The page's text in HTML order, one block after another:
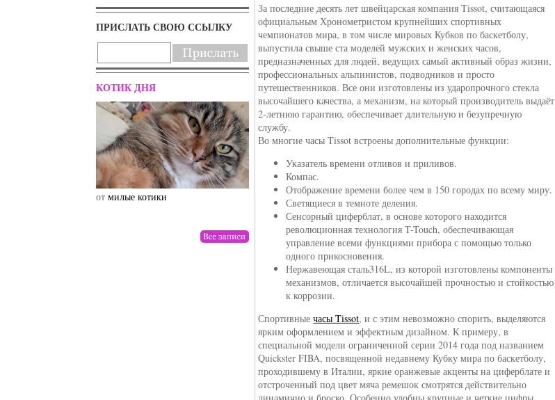
ПРИСЛАТЬ СВОЮ ССЫЛКУ
КОТИК ДНЯ
отмилые котики drunktwi отНаталья Верхова
За последние десять лет швейцарская компания Tissot, считающаяся
официальным Хронометристом крупнейших спортивных
чемпионатов мира, в том числе мировых Кубков по баскетболу,
выпустила свыше ста моделей мужских и женских часов,
предназначенных для людей, ведущих самый активный образ жизни,
профессиональных альпинистов, подводников и просто
путешественников. Все они изготовлены из ударопрочного стекла
высочайшего качества, а механизм, на который производитель выдаёт
2-летнюю гарантию, обеспечивает длительную и безупречную
службу.
Во многие часы Tissot встроены дополнительные функции:
Указатель времени отливов и приливов.
Компас.
Отображение времени более чем в 150 городах по всему миру.
Светящиеся в темноте деления.
Сенсорный циферблат, в основе которого находится
революционная технология T-Touch, обеспечивающая
управление всеми функциями прибора с помощью только
одного прикосновения.
Нержавеющая сталь316L, из которой изготовлены компоненты
механизмов, отличается высочайшей прочностью и стойкостью
к коррозии.
Спортивныечасы Tissot, и с этим невозможно спорить, выделяются
ярким оформлением и эффектным дизайном. К примеру, в
специальной модели ограниченной серии 2014 года под названием
Quickster FIBA, посвященной недавнему Кубку мира по баскетболу,
проходившему в Италии, яркие оранжевые акценты на циферблате и
отстроченный под цвет мяча ремешок смотрятся действительно
динамично и броско. Особенно удобны крупные и четкие цифры